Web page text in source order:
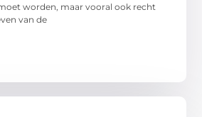
worden, maar vooral ook recht
van de